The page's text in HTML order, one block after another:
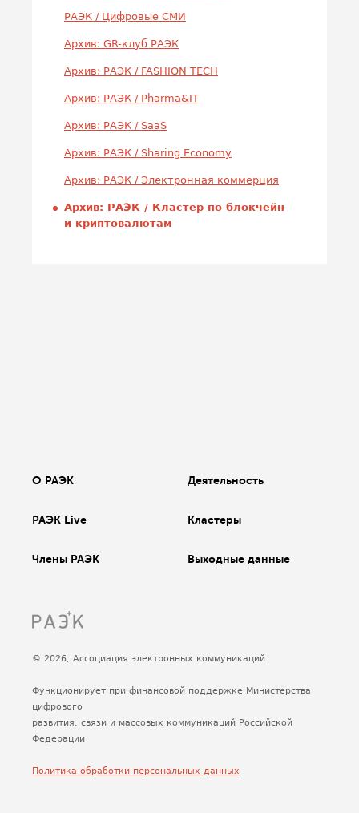
РАЭК / Цифровые СМИ
Архив: GR-клуб РАЭК
Архив: РАЭК / FASHION TECH
Архив: РАЭК / Pharma&IT
Архив: РАЭК / SaaS
Архив: РАЭК / Sharing Economy
Архив: РАЭК / Электронная коммерция
Архив: РАЭК / Кластер по блокчейн
и криптовалютам
О РАЭК Деятельность
РАЭК Live Кластеры
Члены РАЭК Выходные данные
© 2026, Ассоциация электронных коммуникаций
Функционирует при финансовой поддержке Министерства
цифрового
развития, связи и массовых коммуникаций Российской
Федерации
Политика обработки персональных данных